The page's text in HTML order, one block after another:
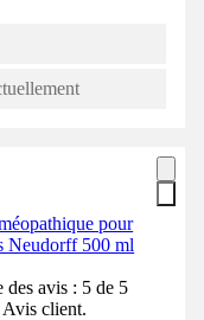
pour
Neudorff 500 ml
des avis : 5 de 5
Avis client.